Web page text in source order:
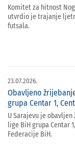
Komitet za hitnost
utvrdio je trajanje
futsala.
23.07.2026.
Obavljeno
grupa Centar 1,
U Sarajevu je
lige BiH grupa Centar
Federacije BiH.